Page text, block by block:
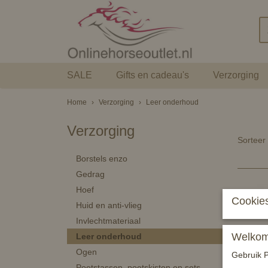
SALE Gifts en cadeau's Verzorging
Home › Verzorging › Leer onderhoud
Verzorging
Borstels enzo
Gedrag
Hoef
Huid en anti-vlieg
Invlechtmateriaal
Leer onderhoud
Ogen
Gebruik